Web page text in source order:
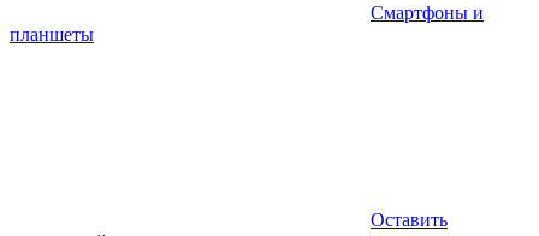
Смартфоны и
планшеты
Оставить